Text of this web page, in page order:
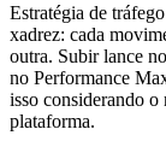
Estratégia de
xadrez: cada
outra. Subir lance
no Performance
isso considerando o
plataforma.